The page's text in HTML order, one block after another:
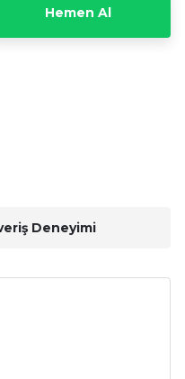
Hemen Al
Deneyimi